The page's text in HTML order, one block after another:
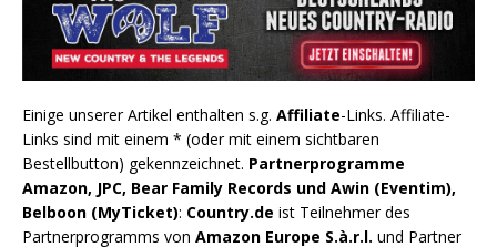
Einige unserer Artikel enthalten s.g. Affiliate-Links. Affiliate-
Links sind mit einem * (oder mit einem sichtbaren
Bestellbutton) gekennzeichnet. Partnerprogramme
Amazon, JPC, Bear Family Records und Awin (Eventim),
Belboon (MyTicket): Country.de ist Teilnehmer des
Partnerprogramms von Amazon Europe S.à.r.l. und Partner